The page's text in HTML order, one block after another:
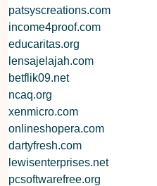
patsyscreations.com
income4proof.com
educaritas.org
lensajelajah.com
betflik09.net
ncaq.org
xenmicro.com
onlineshopera.com
dartyfresh.com
lewisenterprises.net
pcsoftwarefree.org